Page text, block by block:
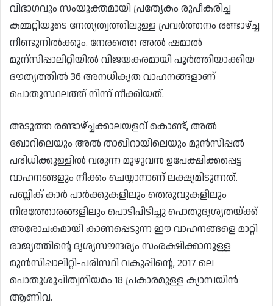
വിഭാഗവും സംയുക്തമായി പ്രത്യേകം രൂപീകരിച്ച
കമ്മറ്റിയുടെ നേതൃത്വത്തിലുള്ള പ്രവർത്തനം രണ്ടാഴ്ച്ച
നീണ്ടുനിൽക്കും. നേരത്തെ അൽ ഷമാൽ
മുന്സിപ്പാലിറ്റിയിൽ വിജയകരമായി പൂർത്തിയാക്കിയ
ദൗത്യത്തിൽ 36 അനധികൃത വാഹനങ്ങളാണ്
പൊതുസ്ഥലത്ത് നിന്ന് നീക്കിയത്.
അടുത്ത രണ്ടാഴ്ച്ചക്കാലയളവ് കൊണ്ട്, അൽ
ഖോറിലെയും അൽ താഖിറായിലെയും മുൻസിപ്പൽ
പരിധിക്കുള്ളിൽ വരുന്ന മുഴുവൻ ഉപേക്ഷിക്കപ്പെട്ട
വാഹനങ്ങളും നീക്കം ചെയ്യാനാണ് ലക്ഷ്യമിടുന്നത്.
പബ്ലിക് കാർ പാർക്കുകളിലും തെരുവുകളിലും
നിരത്തോരങ്ങളിലും പൊടിപിടിച്ചു പൊതുദൃശ്യതയ്ക്ക്
അരോചകമായി കാണപ്പെടുന്ന ഈ വാഹനങ്ങളെ മാറ്റി
രാജ്യത്തിന്റെ ദൃശ്യസൗന്ദര്യം സംരക്ഷിക്കാനുള്ള
മുൻസിപ്പാലിറ്റി-പരിസ്ഥി വകുപ്പിന്റെ, 2017 ലെ
പൊതുശുചിത്വനിയമം 18 പ്രകാരമുള്ള ക്യാമ്പയിൻ
ആണിവ.